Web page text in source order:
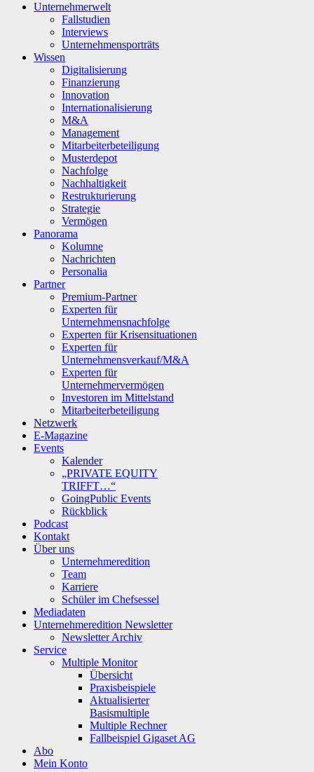
Unternehmerwelt
Fallstudien
Interviews
Unternehmensporträts
Wissen
Digitalisierung
Finanzierung
Innovation
Internationalisierung
M&A
Management
Mitarbeiterbeteiligung
Musterdepot
Nachfolge
Nachhaltigkeit
Restrukturierung
Strategie
Vermögen
Panorama
Kolumne
Nachrichten
Personalia
Partner
Premium-Partner
Experten für
Unternehmensnachfolge
Experten für Krisensituationen
Experten für
Unternehmensverkauf/M&A
Experten für
Unternehmervermögen
Investoren im Mittelstand
Mitarbeiterbeteiligung
Netzwerk
E-Magazine
Events
Kalender
„PRIVATE EQUITY
TRIFFT…“
GoingPublic Events
Rückblick
Podcast
Kontakt
Über uns
Unternehmeredition
Team
Karriere
Schüler im Chefsessel
Mediadaten
Unternehmeredition Newsletter
Newsletter Archiv
Service
Multiple Monitor
Übersicht
Praxisbeispiele
Aktualisierter
Basismultiple
Multiple Rechner
Fallbeispiel Gigaset AG
Abo
Mein Konto